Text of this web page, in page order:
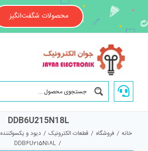
content
محصولات شگفت‌انگیز
DDB6U215N18L
خانه / فروشگاه / قطعات الکترونیک / دیود و یکسوکننده
/
DDB6U215N18L